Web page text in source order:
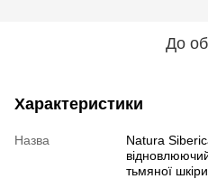
До
Характеристики
Назва
Natura
тьмяної